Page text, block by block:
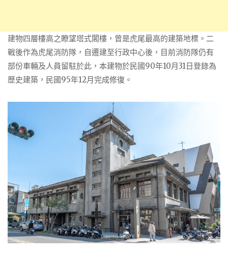
建物四層樓高之瞭望塔式閣樓，曾是虎尾最高的建築地標。二
戰後作為虎尾消防隊，自遷建至行政中心後，目前消防隊仍有
部份車輛及人員留駐於此，本建物於民國90年10月31日登錄為
歷史建築，民國95年12月完成修復。